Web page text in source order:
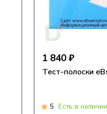
1 840 ₽
Тест-полоски
5 Есть в наличии